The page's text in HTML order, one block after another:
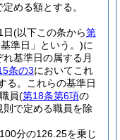
める額とする。
日(以下この条から第
準日」という。)に
基準日の属する月
条の3においてこれ
る。
これらの基準日
員(第18条第6項の
で定める職員を除
分の126.25を乗じ